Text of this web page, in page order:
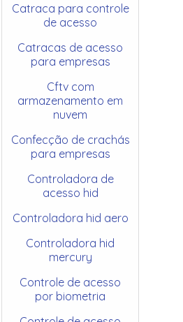
Catraca para controle
de acesso
Catracas de acesso
para empresas
Cftv com
armazenamento em
nuvem
Confecção de crachás
para empresas
Controladora de
acesso hid
Controladora hid aero
Controladora hid
mercury
Controle de acesso
por biometria